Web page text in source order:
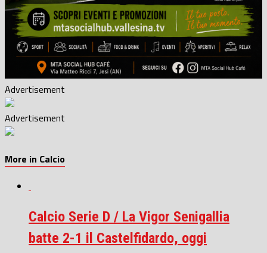
Advertisement
Advertisement
More in Calcio
Calcio Serie D / La Vigor Senigallia
batte 2-1 il Castelfidardo, oggi